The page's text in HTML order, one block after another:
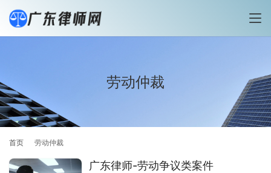
劳动仲裁
首页 劳动仲裁
广东律师-劳动争议类案件